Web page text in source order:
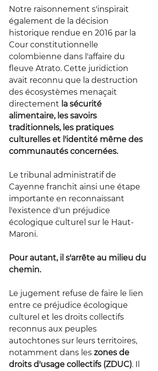
Notre raisonnement s'inspirait
également de la décision
historique rendue en 2016 par la
Cour constitutionnelle
colombienne dans l'affaire du
fleuve Atrato. Cette juridiction
avait reconnu que la destruction
des écosystèmes menaçait
directement la sécurité
alimentaire, les savoirs
traditionnels, les pratiques
culturelles et l'identité même des
communautés concernées.
Le tribunal administratif de
Cayenne franchit ainsi une étape
importante en reconnaissant
l'existence d'un préjudice
écologique culturel sur le Haut-
Maroni.
Pour autant, il s'arrête au milieu du
chemin.
Le jugement refuse de faire le lien
entre ce préjudice écologique
culturel et les droits collectifs
reconnus aux peuples
autochtones sur leurs territoires,
notamment dans les zones de
droits d'usage collectifs (ZDUC). Il